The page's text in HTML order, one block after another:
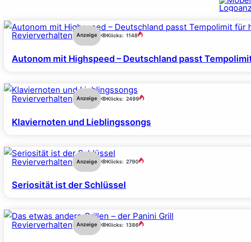
Revierverhalten Anzeige Klicks: 1148
Autonom mit Highspeed – Deutschland passt
Revierverhalten Anzeige Klicks: 2499
Klaviernoten und Lieblingssongs
Revierverhalten Anzeige Klicks: 2790
Seriosität ist der Schlüssel
Revierverhalten Anzeige Klicks: 1386